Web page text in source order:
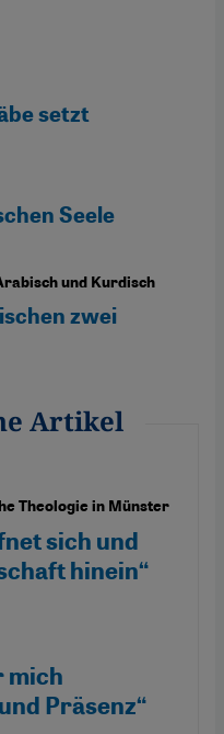
setzt
Seele
und Kurdisch
zwei
Artikel
Theologie in Münster
sich und
hinein“
mich
Präsenz“